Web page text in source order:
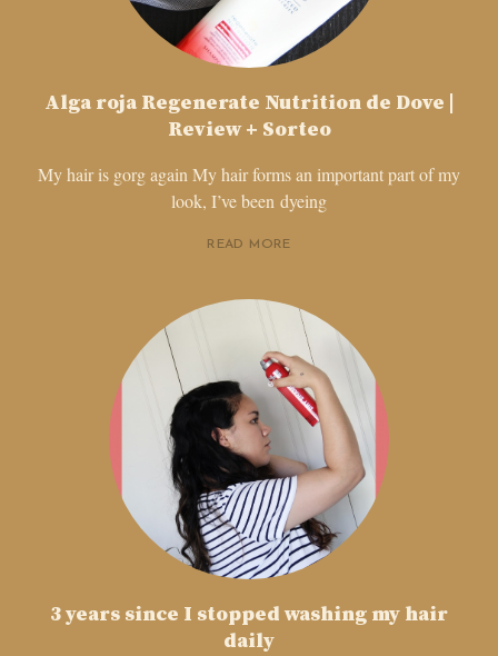
Alga roja Regenerate Nutrition de Dove |
Review + Sorteo
My hair is gorg again My hair forms an important part of my
look, I’ve been dyeing
READ MORE
3 years since I stopped washing my hair
daily